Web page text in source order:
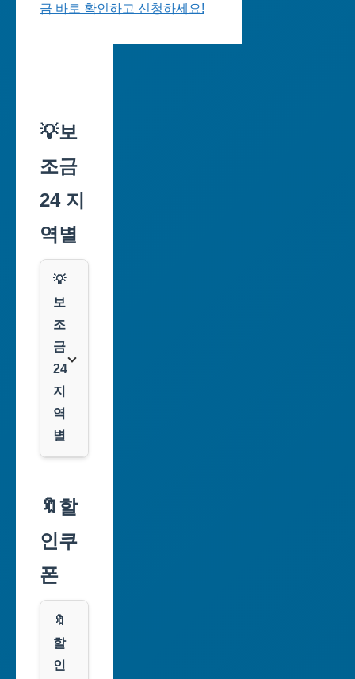
금 바로 확인하고 신청하세요!
💡보
조금
24 지
역별
💡
보
조
금
24
지
역
별
울
특
별
부
산
광
역
🔖할
인쿠
폰
🔖
할
인